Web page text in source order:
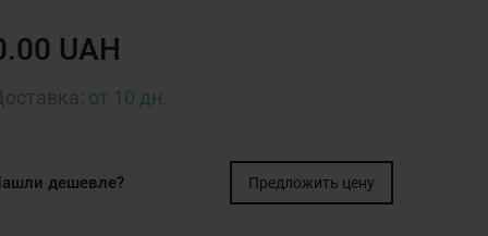
UAH
от 10 дн.
дешевле? Предложить цену